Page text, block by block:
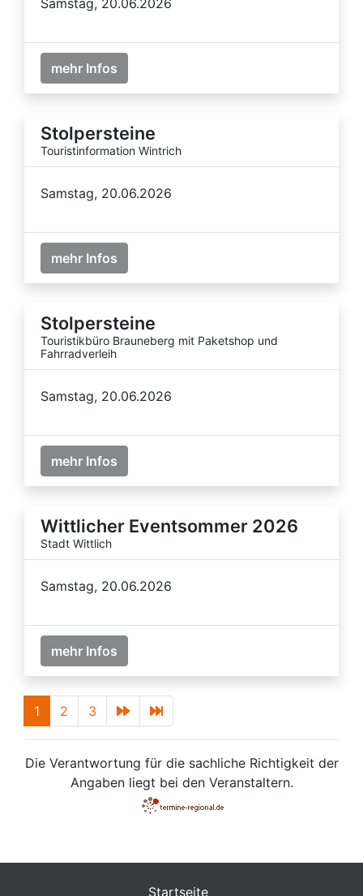
mehr Infos
Stolpersteine
Touristinformation Wintrich
Samstag, 20.06.2026
mehr Infos
Stolpersteine
Touristikbüro Brauneberg mit Paketshop und
Fahrradverleih
Samstag, 20.06.2026
mehr Infos
Wittlicher Eventsommer 2026
Stadt Wittlich
Samstag, 20.06.2026
mehr Infos
1 2 3
Die Verantwortung für die sachliche Richtigkeit der
Angaben liegt bei den Veranstaltern.
Startseite